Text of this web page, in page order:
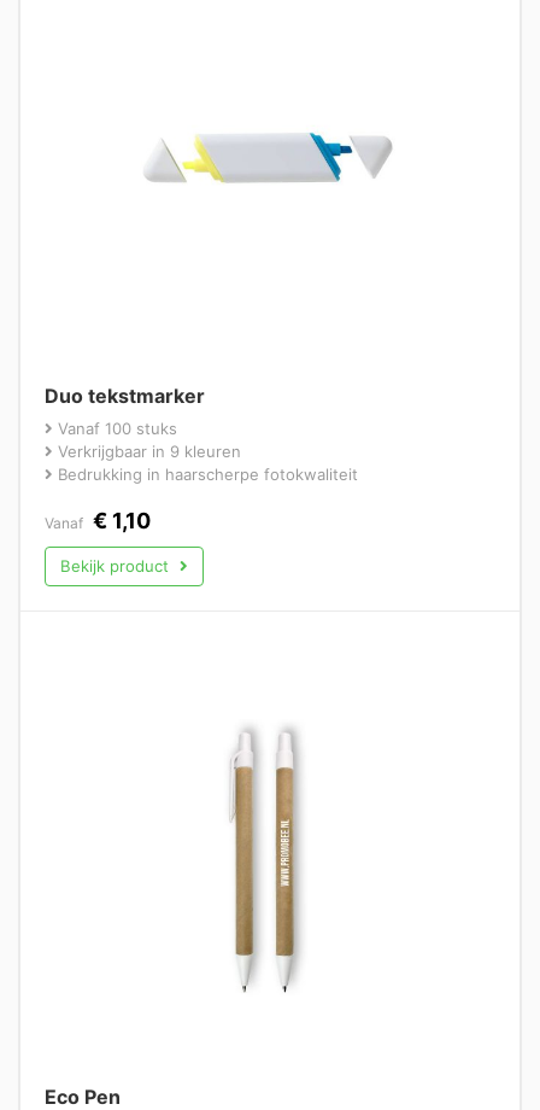
Duo tekstmarker
Vanaf 100 stuks
Verkrijgbaar in 9 kleuren
Bedrukking in haarscherpe fotokwaliteit
Vanaf € 1,10
Bekijk product
Eco Pen